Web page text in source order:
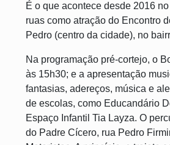
É o que acontece desde 2016
ruas como atração do Encontro
Pedro (centro da cidade), no
Na programação pré-cortejo, o
às 15h30; e a apresentação
fantasias, adereços, música e
de escolas, como Educandário
Espaço Infantil Tia Layza. O
do Padre Cícero, rua Pedro